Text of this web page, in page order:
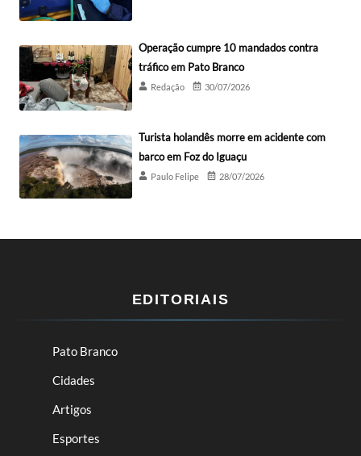
Operação cumpre 10 mandados contra
tráfico em Pato Branco
Redação 30/07/2026
Turista holandês morre em acidente com
barco em Foz do Iguaçu
Paulo Felipe 28/07/2026
EDITORIAIS
Pato Branco
Cidades
Artigos
Esportes